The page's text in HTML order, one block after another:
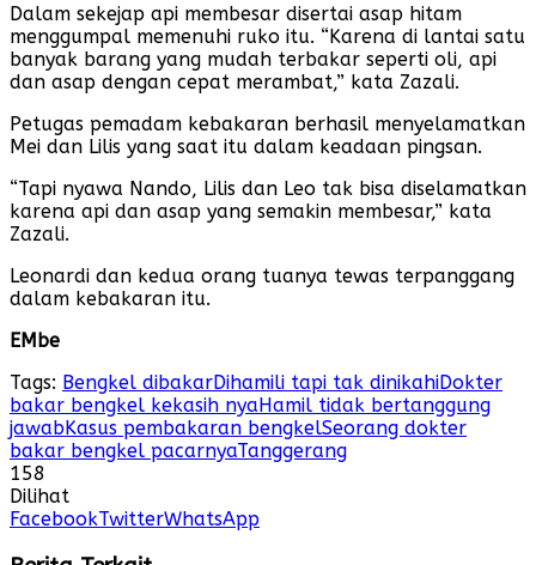
Dalam sekejap api membesar disertai asap hitam
menggumpal memenuhi ruko itu. “Karena di lantai satu
banyak barang yang mudah terbakar seperti oli, api
dan asap dengan cepat merambat,” kata Zazali.
Petugas pemadam kebakaran berhasil menyelamatkan
Mei dan Lilis yang saat itu dalam keadaan pingsan.
“Tapi nyawa Nando, Lilis dan Leo tak bisa diselamatkan
karena api dan asap yang semakin membesar,” kata
Zazali.
Leonardi dan kedua orang tuanya tewas terpanggang
dalam kebakaran itu.
EMbe
Tags: Bengkel dibakarDihamili tapi tak dinikahiDokter
bakar bengkel kekasih nyaHamil tidak bertanggung
jawabKasus pembakaran bengkelSeorang dokter
bakar bengkel pacarnyaTanggerang
158
Dilihat
FacebookTwitterWhatsApp